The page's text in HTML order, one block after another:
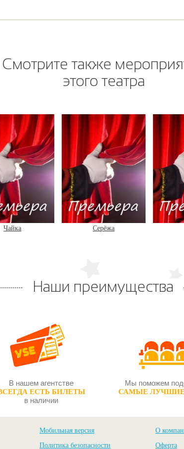
Смотрите также
этого театра
Чайка Серёжа
Наши преимущества
В нашем агентстве
ЕСТЬ БИЛЕТЫ
в наличии
Мы поможем
САМЫЕ
Мобильная версия
Политика безопасности
О
Оферта